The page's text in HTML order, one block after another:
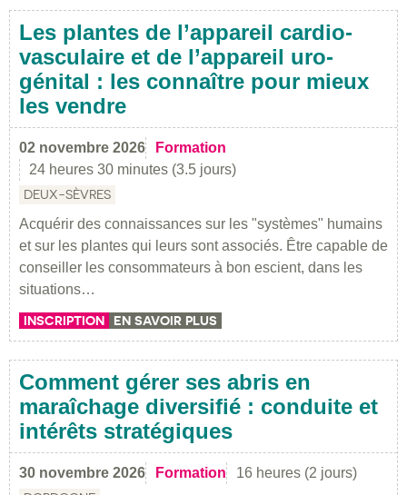
Les plantes de l’appareil cardio-
vasculaire et de l’appareil uro-
génital : les connaître pour mieux
les vendre
02 novembre 2026
Formation
24 heures 30 minutes (3.5 jours)
DEUX-SÈVRES
Acquérir des connaissances sur les "systèmes" humains
et sur les plantes qui leurs sont associés. Être capable de
conseiller les consommateurs à bon escient, dans les
situations…
INSCRIPTION EN SAVOIR PLUS
Comment gérer ses abris en
maraîchage diversifié : conduite et
intérêts stratégiques
30 novembre 2026 Formation 16 heures (2 jours)